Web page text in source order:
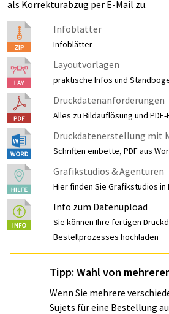
als Korrekturabzug per E-Mail zu.
Infoblätter
Infoblätter
Layoutvorlagen
praktische Infos und
Druckdatenanforderungen
Alles zu Bildauflösung und
Druckdatenerstellung mit
Schriften einbette, PDF aus
Grafikstudios & Agenturen
Hier finden Sie Grafikstudios in
Info zum Datenupload
Sie können Ihre fertigen
Bestellprozesses hochladen
Tipp: Wahl von
Wenn Sie mehrere
Sujets für eine Bestellung